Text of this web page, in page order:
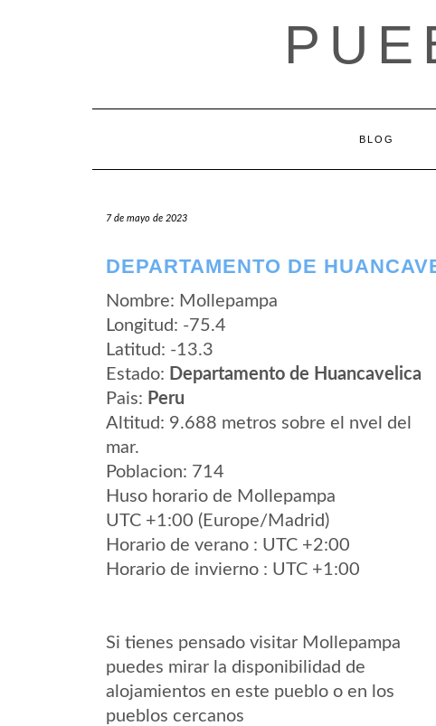
BLOG
7 de mayo de 2023
DEPARTAMENTO DE
Nombre: Mollepampa
Longitud: -75.4
Latitud: -13.3
Estado: Departamento de Huancavelica
Pais: Peru
Altitud: 9.688 metros sobre el nvel del
mar.
Poblacion: 714
Huso horario de Mollepampa
UTC +1:00 (Europe/Madrid)
Horario de verano : UTC +2:00
Horario de invierno : UTC +1:00
Si tienes pensado visitar Mollepampa
puedes mirar la disponibilidad de
alojamientos en este pueblo o en los
pueblos cercanos